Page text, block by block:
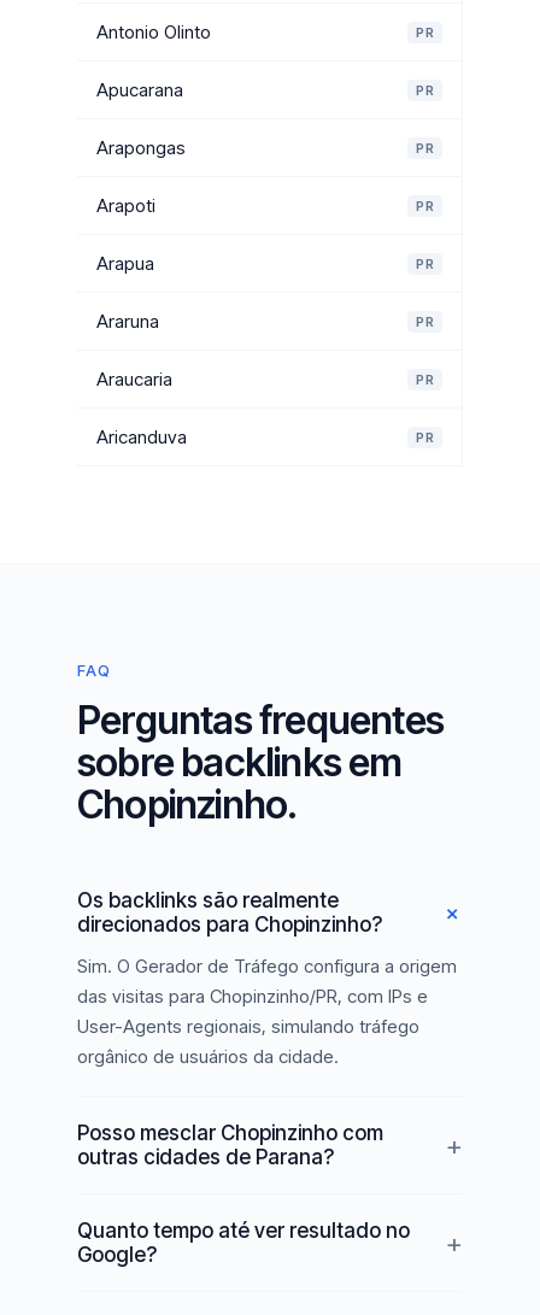
Antonio Olinto PR
Apucarana PR
Arapongas PR
Arapoti PR
Arapua PR
Araruna PR
Araucaria PR
Aricanduva PR
FAQ
Perguntas frequentes
sobre backlinks em
Chopinzinho.
Os backlinks são realmente
direcionados para Chopinzinho?
Sim. O Gerador de Tráfego configura a origem
das visitas para Chopinzinho/PR, com IPs e
User-Agents regionais, simulando tráfego
orgânico de usuários da cidade.
Posso mesclar Chopinzinho com
outras cidades de Parana?
Quanto tempo até ver resultado no
Google?